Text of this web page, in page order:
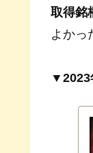
取得銘
よかっ
▼2023